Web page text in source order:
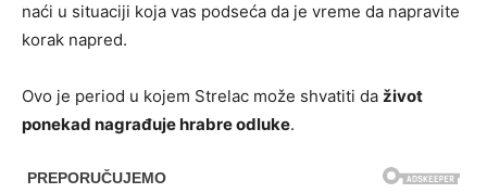
naći u situaciji koja vas podseća da je vreme da napravite
korak napred.
Ovo je period u kojem Strelac može shvatiti da život
ponekad nagrađuje hrabre odluke.